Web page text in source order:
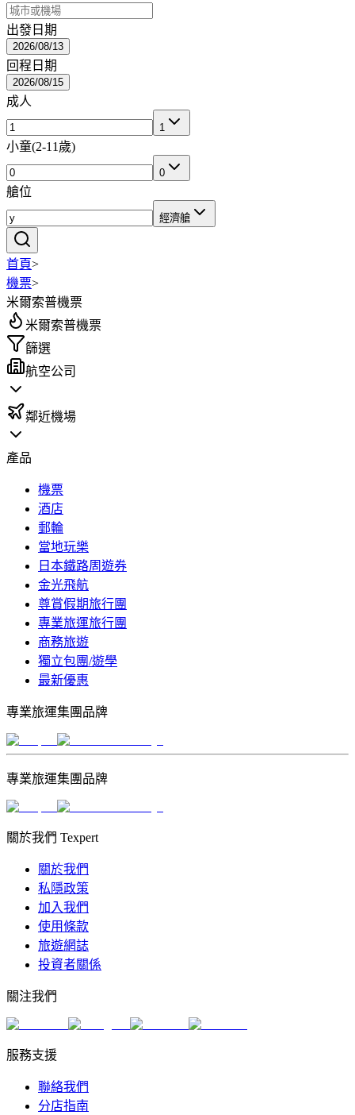
出發日期
2026/08/13
回程日期
2026/08/15
成人
1
小童(2-11歲)
0
艙位
經濟艙
首頁>
機票>
米爾索普機票
米爾索普機票
篩選
航空公司
鄰近機場
產品
機票
酒店
郵輪
當地玩樂
日本鐵路周遊券
金光飛航
尊賞假期旅行團
專業旅運旅行團
商務旅遊
獨立包團/遊學
最新優惠
專業旅運集團品牌
專業旅運集團品牌
關於我們 Texpert
關於我們
私隱政策
加入我們
使用條款
旅遊網誌
投資者關係
關注我們
服務支援
聯絡我們
分店指南